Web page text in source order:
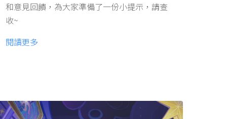
和意見回饋，為大家準備了一份小提示，請查
收~
閱讀更多